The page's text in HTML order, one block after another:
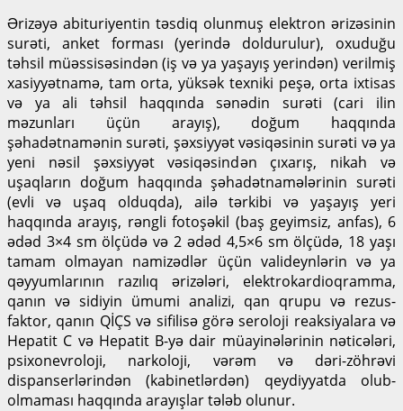
Ərizəyə abituriyentin təsdiq olunmuş elektron ərizəsinin
surəti, anket forması (yerində doldurulur), oxuduğu
təhsil müəssisəsindən (iş və ya yaşayış yerindən) verilmiş
xasiyyətnamə, tam orta, yüksək texniki peşə, orta ixtisas
və ya ali təhsil haqqında sənədin surəti (cari ilin
məzunları üçün arayış), doğum haqqında
şəhadətnamənin surəti, şəxsiyyət vəsiqəsinin surəti və ya
yeni nəsil şəxsiyyət vəsiqəsindən çıxarış, nikah və
uşaqların doğum haqqında şəhadətnamələrinin surəti
(evli və uşaq olduqda), ailə tərkibi və yaşayış yeri
haqqında arayış, rəngli fotoşəkil (baş geyimsiz, anfas), 6
ədəd 3×4 sm ölçüdə və 2 ədəd 4,5×6 sm ölçüdə, 18 yaşı
tamam olmayan namizədlər üçün valideynlərin və ya
qəyyumlarının razılıq ərizələri, elektrokardioqramma,
qanın və sidiyin ümumi analizi, qan qrupu və rezus-
faktor, qanın QİÇS və sifilisə görə seroloji reaksiyalara və
Hepatit C və Hepatit B-yə dair müayinələrinin nəticələri,
psixonevroloji, narkoloji, vərəm və dəri-zöhrəvi
dispanserlərindən (kabinetlərdən) qeydiyyatda olub-
olmaması haqqında arayışlar tələb olunur.